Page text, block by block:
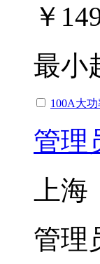
￥
最小
100A大
管理
上海
管理